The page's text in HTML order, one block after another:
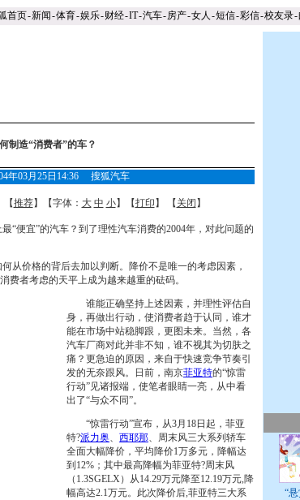
首页-新闻-体育-娱乐-财经-IT-汽车-房产-女人 -短信-彩信-校友录-
制造“消费者”的车？
年03月25日14:36 搜狐汽车
【推荐】【字体： 大 中 小】【打印 】 【 关闭 】
宜”的汽车？到了理性汽车消费的2004年，对此问题的
价格的背后去加以判断。降价不是唯一的考虑因素，
费者考虑的天平上成为越来越重的砝码。
谁能正确坚持上述因素，并理性评估自
身，再做出行动，使消费者趋于认同，谁才
能在市场中站稳脚跟，更图未来。当然，各
汽车厂商对此并非不知，谁不视其为切肤之
痛？更急迫的原因，来自于快速竞争节奏引
发的无奈跟风。日前，南京菲亚特的“惊雷
行动”见诸报端，使笔者眼睛一亮，从中看
出了“与众不同”。
“惊雷行动”宣布，从3月18日起，菲亚
特?派力奥、 西耶那、周末风三大系列轿车
全面大幅降价，平均降价1万多元，降幅达
到12%；其中最高降幅为菲亚特?周末风
（1.3SGELX）从14.29万元降至12.19万元,降
幅高达2.1万元。此次降价后,菲亚特三大系
“